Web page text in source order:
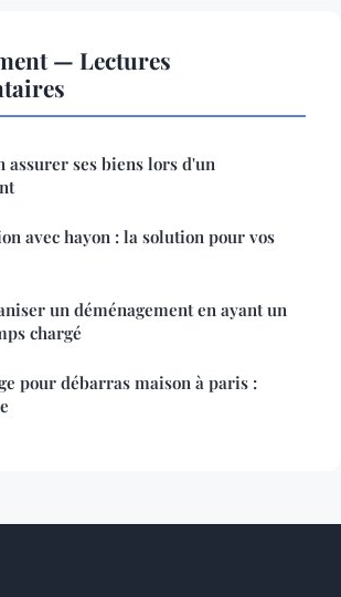
— Lectures
assurer ses biens lors d'un
avec hayon : la solution pour vos
un déménagement en ayant un
chargé
pour débarras maison à paris :